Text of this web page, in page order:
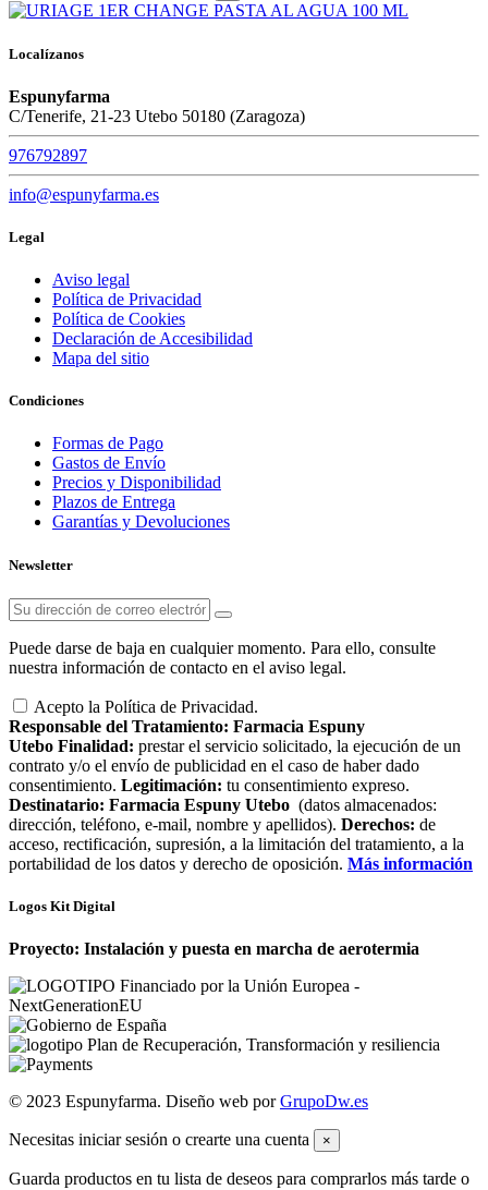
Localízanos
Espunyfarma
C/Tenerife, 21-23 Utebo 50180 (Zaragoza)
976792897
info@espunyfarma.es
Legal
Aviso legal
Política de Privacidad
Política de Cookies
Declaración de Accesibilidad
Mapa del sitio
Condiciones
Formas de Pago
Gastos de Envío
Precios y Disponibilidad
Plazos de Entrega
Garantías y Devoluciones
Newsletter
Puede darse de baja en cualquier momento. Para ello, consulte
nuestra información de contacto en el aviso legal.
Acepto la Política de Privacidad.
Responsable del Tratamiento: Farmacia Espuny
Utebo Finalidad: prestar el servicio solicitado, la ejecución de un
contrato y/o el envío de publicidad en el caso de haber dado
consentimiento. Legitimación: tu consentimiento expreso.
Destinatario: Farmacia Espuny Utebo (datos almacenados:
dirección, teléfono, e-mail, nombre y apellidos). Derechos: de
acceso, rectificación, supresión, a la limitación del tratamiento, a la
portabilidad de los datos y derecho de oposición. Más información
Logos Kit Digital
Proyecto: Instalación y puesta en marcha de aerotermia
© 2023 Espunyfarma. Diseño web porGrupoDw.es
Necesitas iniciar sesión o crearte una cuenta ×
Guarda productos en tu lista de deseos para comprarlos más tarde o